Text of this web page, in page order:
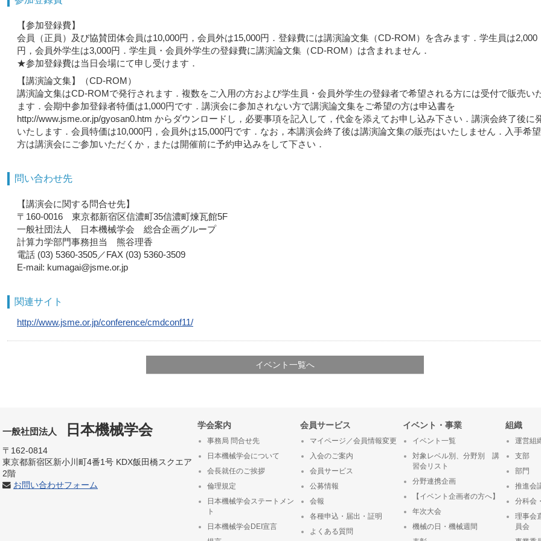
【参加登録費】
会員（正員）及び協賛団体会員は10,000円，会員外は15,000円．登録費には講演論文集（CD-ROM）を含みます．学生員は2,000
円，会員外学生は3,000円．学生員・会員外学生の登録費に講演論文集（CD-ROM）は含まれません．
★参加登録費は当日会場にて申し受けます．
【講演論文集】（CD-ROM）
講演論文集はCD-ROMで発行されます．複数をご入用の方および学生員・会員外学生の登録者で希望される方には受付で販売い
ます．会期中参加登録者特価は1,000円です．講演会に参加されない方で講演論文集をご希望の方は申込書を
http://www.jsme.or.jp/gyosan0.htm からダウンロードし，必要事項を記入して，代金を添えてお申し込み下さい．講演会終了後に
いたします．会員特価は10,000円，会員外は15,000円です．なお，本講演会終了後は講演論文集の販売はいたしません．入手希
方は講演会にご参加いただくか，または開催前に予約申込みをして下さい．
問い合わせ先
【講演会に関する問合せ先】
〒160-0016 東京都新宿区信濃町35信濃町煉瓦館5F
一般社団法人 日本機械学会 総合企画グループ
計算力学部門事務担当 熊谷理香
電話 (03) 5360-3505／FAX (03) 5360-3509
E-mail: kumagai@jsme.or.jp
関連サイト
http://www.jsme.or.jp/conference/cmdconf11/
イベント一覧へ
一般社団法人 日本機械学会
〒162-0814
東京都新宿区新小川町4番1号 KDX飯田橋スクエア
2階
お問い合わせフォーム
学会案内
事務局 問合せ先
日本機械学会について
会長就任のご挨拶
倫理規定
日本機械学会ステートメン
ト
日本機械学会DEI宣言
会員サービス
マイページ／会員情報変更
入会のご案内
会員サービス
公募情報
会報
各種申込・届出・証明
よくある質問
イベント・事業
イベント一覧
対象レベル別、分野別 講
習会リスト
分野連携企画
【イベント企画者の方へ】
年次大会
機械の日・機械週間
組織
運営組
支部
部門
推進会
分科会
理事会
員会